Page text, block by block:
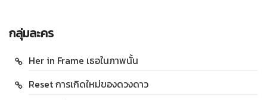
กลุ่มละคร
Her in Frame เธอในภาพนั้น
Reset การเกิดใหม่ของดวงดาว